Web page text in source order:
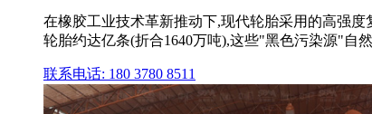
在橡胶工业技术革新推动下,现代轮胎采用的高强
轮胎约达亿条(折合1640万吨),这些"黑色污染源"自
联系电话: 180 3780 8511